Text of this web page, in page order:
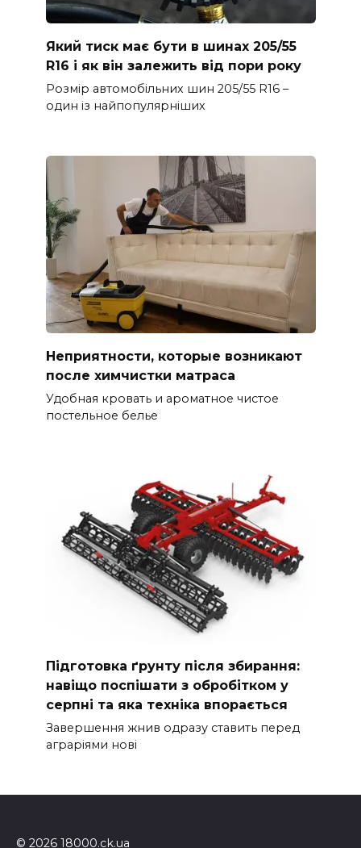
Який тиск має бути в шинах 205/55
R16 і як він залежить від пори року
Розмір автомобільних шин 205/55 R16 –
один із найпопулярніших
Неприятности, которые возникают
после химчистки матраса
Удобная кровать и ароматное чистое
постельное белье
Підготовка ґрунту після збирання:
навіщо поспішати з обробітком у
серпні та яка техніка впорається
Завершення жнив одразу ставить перед
аграріями нові
© 2026 18000.ck.ua